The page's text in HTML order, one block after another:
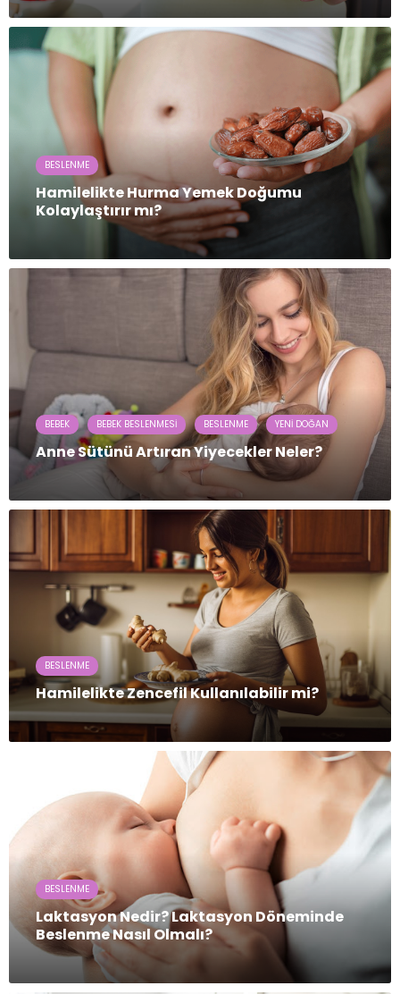
BESLENME
Hamilelikte Hurma Yemek Doğumu
Kolaylaştırır mı?
BEBEK BEBEK BESLENMESI BESLENME YENI DOĞAN
Anne Sütünü Artıran Yiyecekler Neler?
BESLENME
Hamilelikte Zencefil Kullanılabilir mi?
BESLENME
Laktasyon Nedir? Laktasyon Döneminde
Beslenme Nasıl Olmalı?